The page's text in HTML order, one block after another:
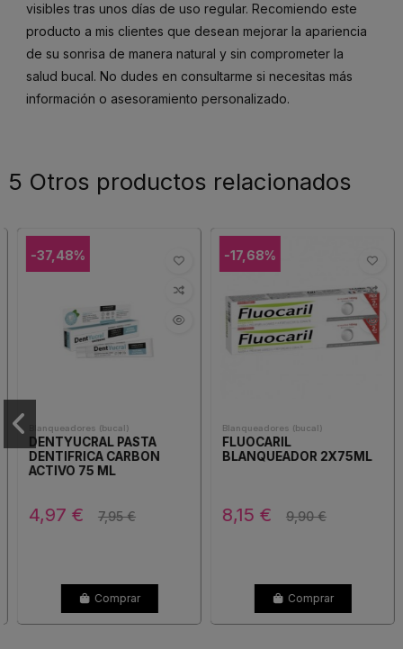
visibles tras unos días de uso regular. Recomiendo este
producto a mis clientes que desean mejorar la apariencia
de su sonrisa de manera natural y sin comprometer la
salud bucal. No dudes en consultarme si necesitas más
información o asesoramiento personalizado.
5 Otros productos relacionados
-37,48%
Blanqueadores (bucal)
DENTYUCRAL PASTA
DENTIFRICA CARBON
ACTIVO 75 ML
4,97 € 7,95 €
Comprar
-17,68%
Blanqueadores (bucal)
FLUOCARIL
BLANQUEADOR 2X75ML
8,15 € 9,90 €
Comprar